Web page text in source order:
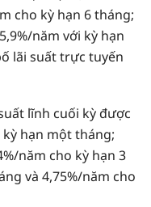
cho kỳ hạn 6 tháng;
năm với kỳ hạn
lãi suất trực tuyến
lĩnh cuối kỳ được
kỳ hạn một tháng;
năm cho kỳ hạn 3
và 4,75%/năm cho